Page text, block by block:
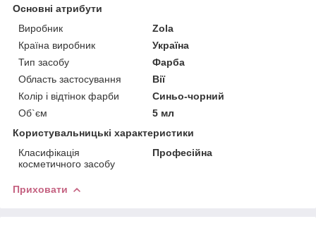
Основні атрибути
Виробник
Zola
Країна виробник
Україна
Тип засобу
Фарба
Область застосування
Вії
Колір і відтінок фарби
Синьо-чорний
Об`єм
5 мл
Користувальницькі характеристики
Класифікація
косметичного засобу
Професійна
Приховати